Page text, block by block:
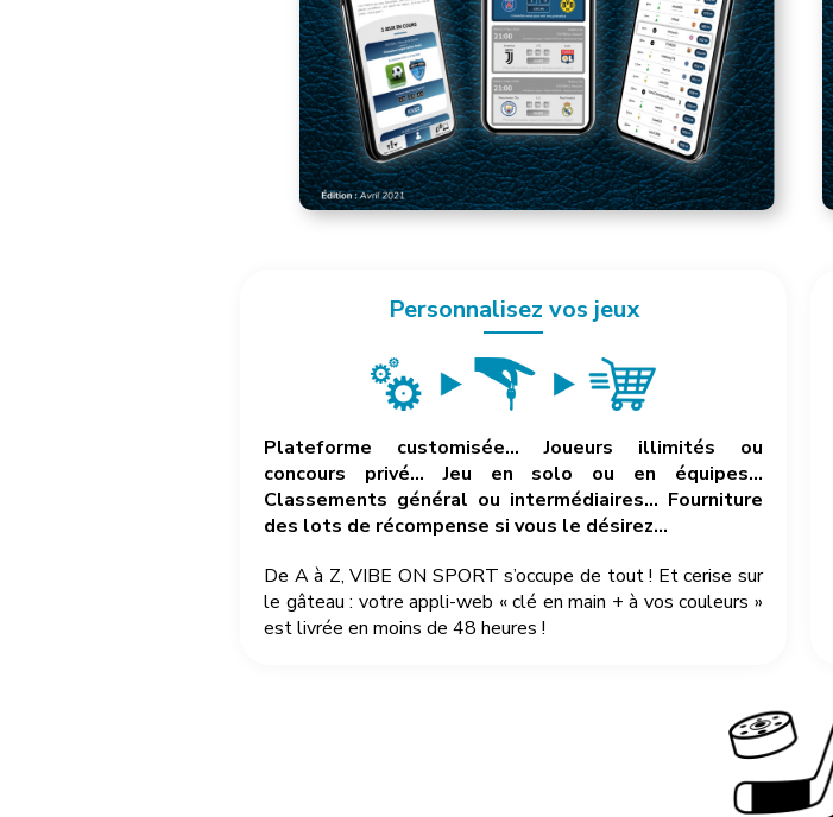
Personnalisez vos jeux
Plateforme customisée… Joueurs illimités ou
concours privé… Jeu en solo ou en équipes…
Classements général ou intermédiaires… Fourniture
des lots de récompense si vous le désirez…
De A à Z, VIBE ON SPORT s’occupe de tout ! Et cerise sur
le gâteau : votre appli-web « clé en main + à vos couleurs »
est livrée en moins de 48 heures !